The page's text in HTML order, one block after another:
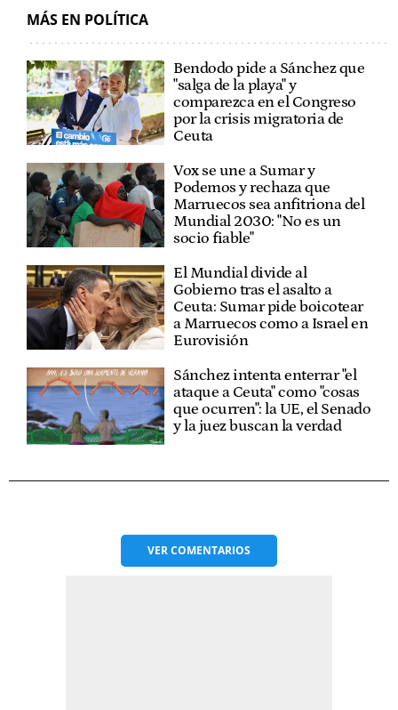
MÁS EN POLÍTICA
Bendodo pide a Sánchez que
"salga de la playa" y
comparezca en el Congreso
por la crisis migratoria de
Ceuta
Vox se une a Sumar y
Podemos y rechaza que
Marruecos sea anfitriona del
Mundial 2030: "No es un
socio fiable"
El Mundial divide al
Gobierno tras el asalto a
Ceuta: Sumar pide boicotear
a Marruecos como a Israel en
Eurovisión
Sánchez intenta enterrar "el
ataque a Ceuta" como "cosas
que ocurren": la UE, el Senado
y la juez buscan la verdad
VERCOMENTARIOS